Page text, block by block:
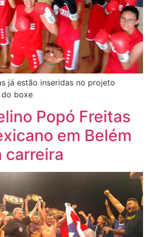
já estão inseridas no projeto
boxe
Popó Freitas
em Belém
carreira